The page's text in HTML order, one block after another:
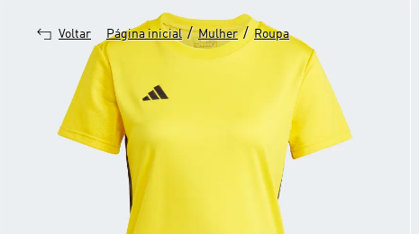
Voltar Página inicial / Mulher / Roupa